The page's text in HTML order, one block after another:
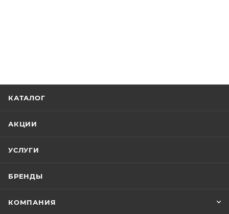
КАТАЛОГ
АКЦИИ
УСЛУГИ
БРЕНДЫ
КОМПАНИЯ